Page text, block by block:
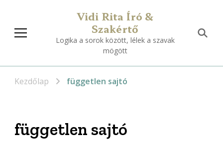
Vidi Rita Író &
Szakértő
Logika a sorok között, lélek a szavak
mögött
Kezdőlap független sajtó
független sajtó